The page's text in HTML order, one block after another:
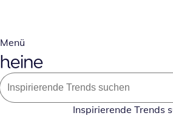
Menü
Inspirierende Trends